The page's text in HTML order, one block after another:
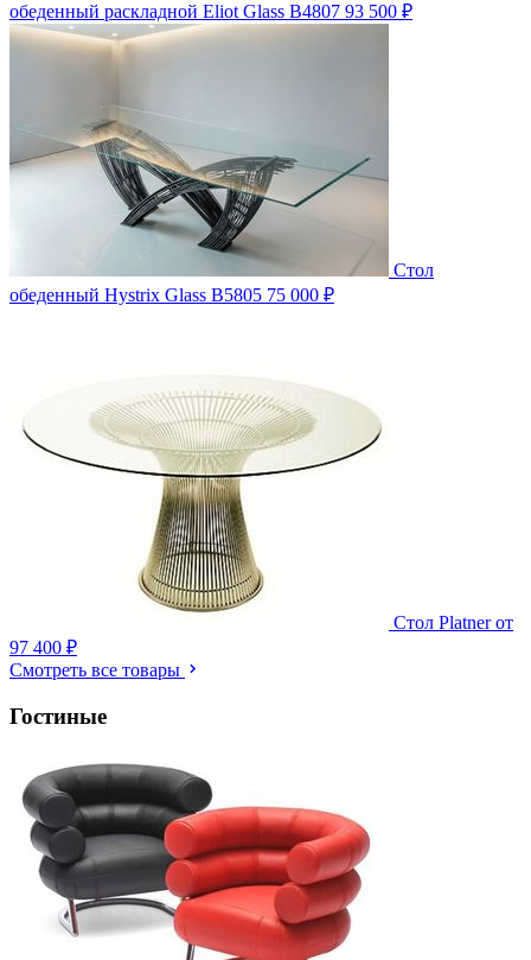
обеденный раскладной Eliot Glass B4807 93 500 ₽
Стол
обеденный Hystrix Glass B5805 75 000 ₽
Стол Platner от
97 400 ₽
Смотреть все товары
Гостиные